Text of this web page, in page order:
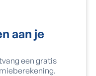
aan je
een gratis